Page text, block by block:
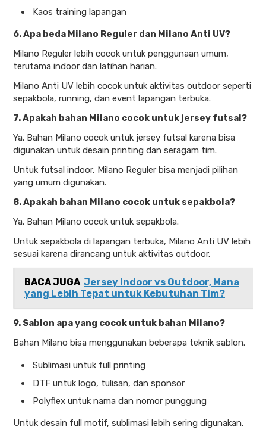
Kaos training lapangan
6. Apa beda Milano Reguler dan Milano Anti UV?
Milano Reguler lebih cocok untuk penggunaan umum,
terutama indoor dan latihan harian.
Milano Anti UV lebih cocok untuk aktivitas outdoor seperti
sepakbola, running, dan event lapangan terbuka.
7. Apakah bahan Milano cocok untuk jersey futsal?
Ya. Bahan Milano cocok untuk jersey futsal karena bisa
digunakan untuk desain printing dan seragam tim.
Untuk futsal indoor, Milano Reguler bisa menjadi pilihan
yang umum digunakan.
8. Apakah bahan Milano cocok untuk sepakbola?
Ya. Bahan Milano cocok untuk sepakbola.
Untuk sepakbola di lapangan terbuka, Milano Anti UV lebih
sesuai karena dirancang untuk aktivitas outdoor.
BACA JUGA Jersey Indoor vs Outdoor, Mana
yang Lebih Tepat untuk Kebutuhan Tim?
9. Sablon apa yang cocok untuk bahan Milano?
Bahan Milano bisa menggunakan beberapa teknik sablon.
Sublimasi untuk full printing
DTF untuk logo, tulisan, dan sponsor
Polyflex untuk nama dan nomor punggung
Untuk desain full motif, sublimasi lebih sering digunakan.